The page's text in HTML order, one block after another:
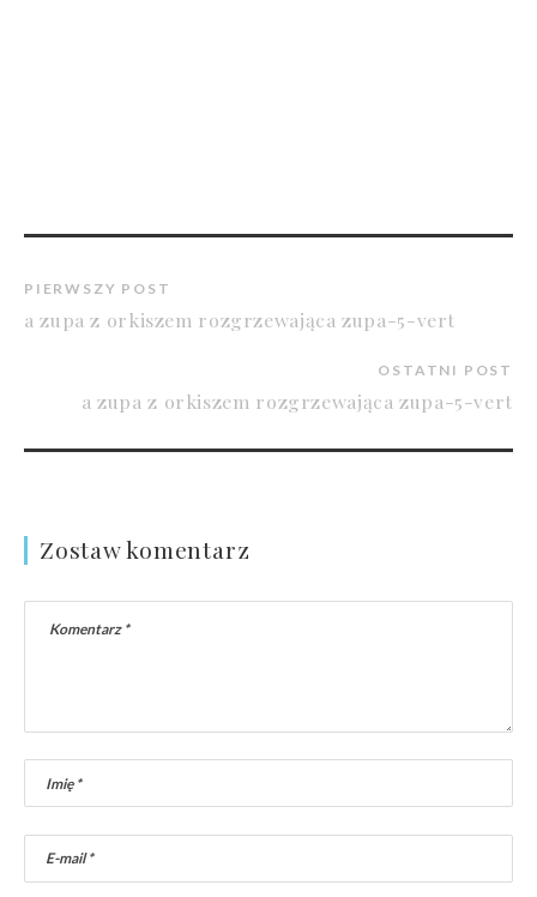
PIERWSZY POST
a zupa z orkiszem rozgrzewająca zupa-5-vert
OSTATNI POST
a zupa z orkiszem rozgrzewająca zupa-5-vert
Zostaw komentarz